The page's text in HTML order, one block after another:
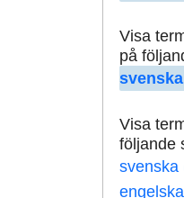
Visa
på
Visa
följande
svenska